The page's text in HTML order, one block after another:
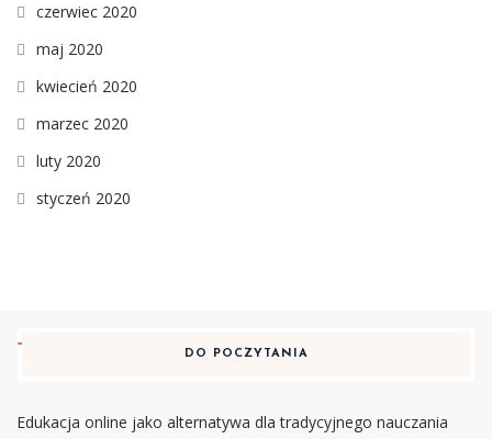
czerwiec 2020
maj 2020
kwiecień 2020
marzec 2020
luty 2020
styczeń 2020
DO POCZYTANIA
Edukacja online jako alternatywa dla tradycyjnego nauczania